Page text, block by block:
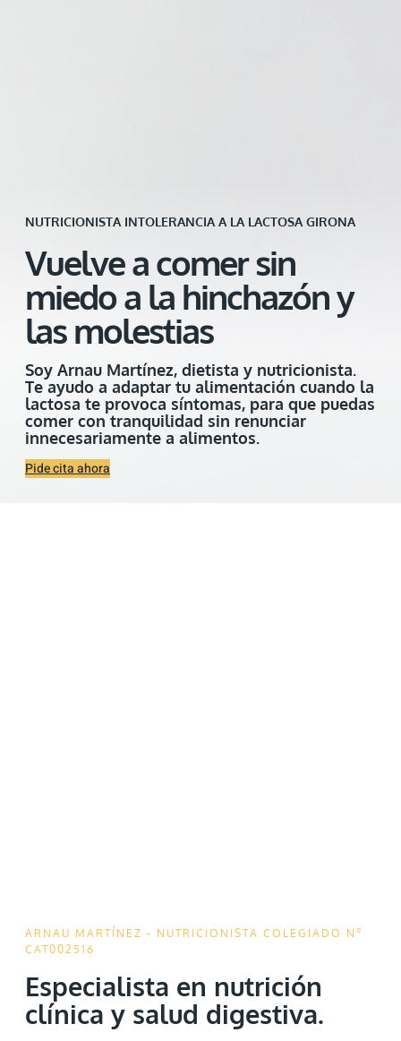
NUTRICIONISTA INTOLERANCIA A LA LACTOSA GIRONA
Vuelve a comer sin
miedo a la hinchazón y
las molestias
Soy Arnau Martínez, dietista y nutricionista.
Te ayudo a adaptar tu alimentación cuando la
lactosa te provoca síntomas, para que puedas
comer con tranquilidad sin renunciar
innecesariamente a alimentos.
Pide cita ahora
ARNAU MARTÍNEZ - NUTRICIONISTA COLEGIADO Nº
CAT002516
Especialista en nutrición
clínica y salud digestiva.